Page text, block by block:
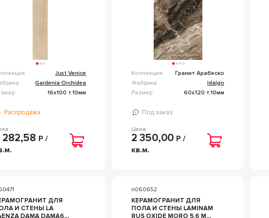
Just Venice
Gardenia Orchidea
16x100 т.10мм
Распродажа
282,58 Р /
Коллекция
Гранит Арабеско
Фабрика
Idalgo
Размер
60x120 т.10мм
Под заказ
Цена
2 350,00 Р /
кв.м.
ДЛЯ
И СТЕНЫ LA
DAMA DAMA6
n060652
КЕРАМОГРАНИТ ДЛЯ
ПОЛА И СТЕНЫ LAMINAM
RUS OXIDE MORO 5,6 MM